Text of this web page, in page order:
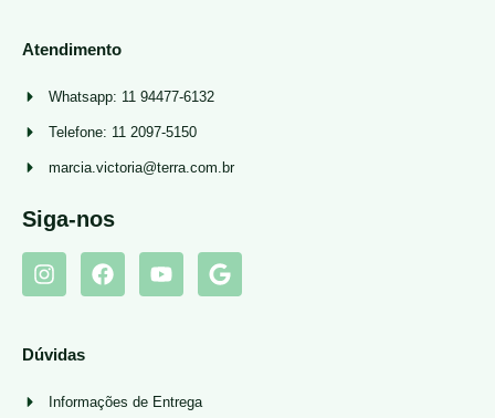
Atendimento
Whatsapp: 11 94477-6132
Telefone: 11 2097-5150
marcia.victoria@terra.com.br
Siga-nos
Dúvidas
Informações de Entrega